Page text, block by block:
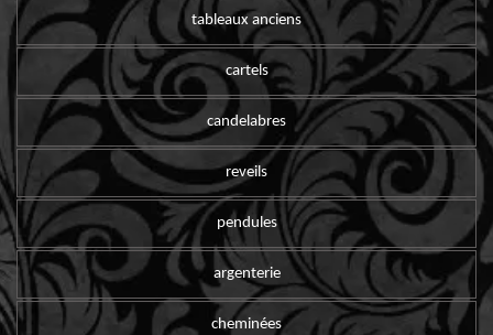
tableaux anciens
cartels
candelabres
reveils
pendules
argenterie
cheminées